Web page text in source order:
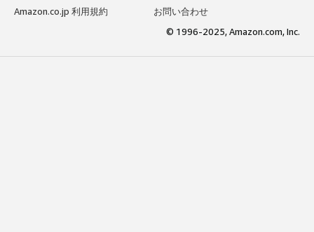
Amazon.co.jp 利用規約
お問い合わせ
© 1996-2025, Amazon.com, Inc.